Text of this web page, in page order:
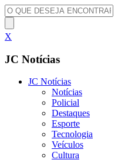
X
JC Notícias
JC Notícias
Notícias
Policial
Destaques
Esporte
Tecnologia
Veículos
Cultura